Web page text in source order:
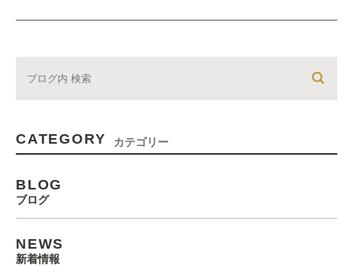
CATEGORY カテゴリー
BLOG
ブログ
NEWS
新着情報